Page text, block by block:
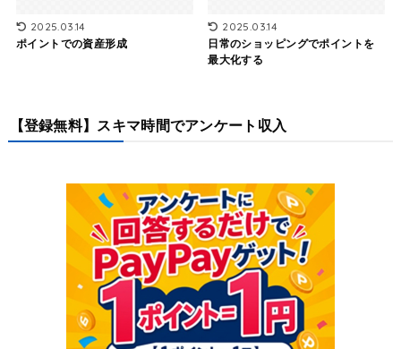
2025.03.14
ポイントでの資産形成
2025.03.14
日常のショッピングでポイントを
最大化する
【登録無料】スキマ時間でアンケート収入